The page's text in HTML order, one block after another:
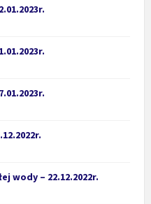
wody – 22.12.2022r.